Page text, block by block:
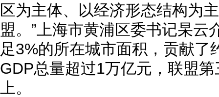
区为主体、以经济形态结构为
盟。”上海市黄浦区委书记杲云
足3%的所在城市面积，贡献了
GDP总量超过1万亿元，联盟
上。